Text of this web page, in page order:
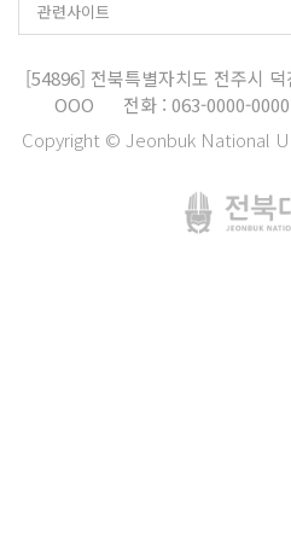
[54896] 전북특별자치도 전주시
OOO
전화 : 063-0000-0000
Copyright © Jeonbuk National